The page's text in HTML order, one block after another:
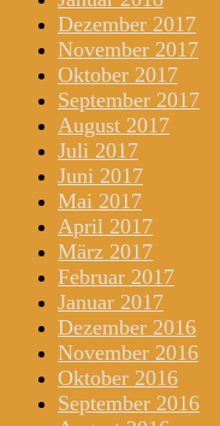
Dezember 2017
November 2017
Oktober 2017
September 2017
August 2017
Juli 2017
Juni 2017
Mai 2017
April 2017
März 2017
Februar 2017
Januar 2017
Dezember 2016
November 2016
Oktober 2016
September 2016